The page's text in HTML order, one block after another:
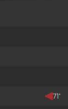
71’